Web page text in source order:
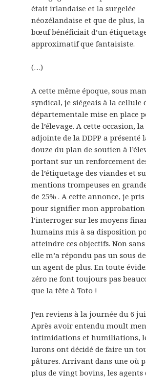
était irlandaise et la surgelée
néozélandaise et que de plus,
bœuf bénéficiait d’un
approximatif que fantaisiste.
(…)
A cette même époque, sous
syndical, je siégeais à la cellule
départementale mise en place
de l’élevage. A cette occasion,
adjointe de la DDPP a présenté
douze du plan de soutien à
portant sur un renforcement
de l’étiquetage des viandes et
mentions trompeuses en
de 25% . A cette annonce, je
pour signifier mon
l’interroger sur les moyens
humains mis à sa disposition
atteindre ces objectifs. Non
elle m’a répondu pas un sous
un agent de plus. En toute
zéro ne font toujours pas
que la tête à Toto !
J’en reviens à la journée du 6
Après avoir entendu moult
intimidations et humiliations,
lurons ont décidé de faire un
pâtures. Arrivant dans une où
plus de vingt bovins, les agents